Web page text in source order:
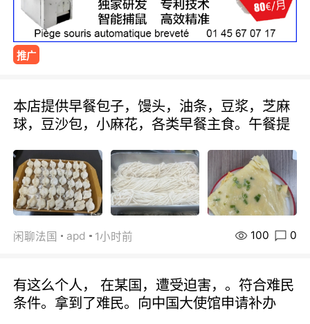
推广
本店提供早餐包子，馒头，油条，豆浆，芝麻
球，豆沙包，小麻花，各类早餐主食。午餐提
闲聊法国 apd 1小时前 100 0
有这么个人， 在某国，遭受迫害，。符合难民
条件。拿到了难民。向中国大使馆申请补办